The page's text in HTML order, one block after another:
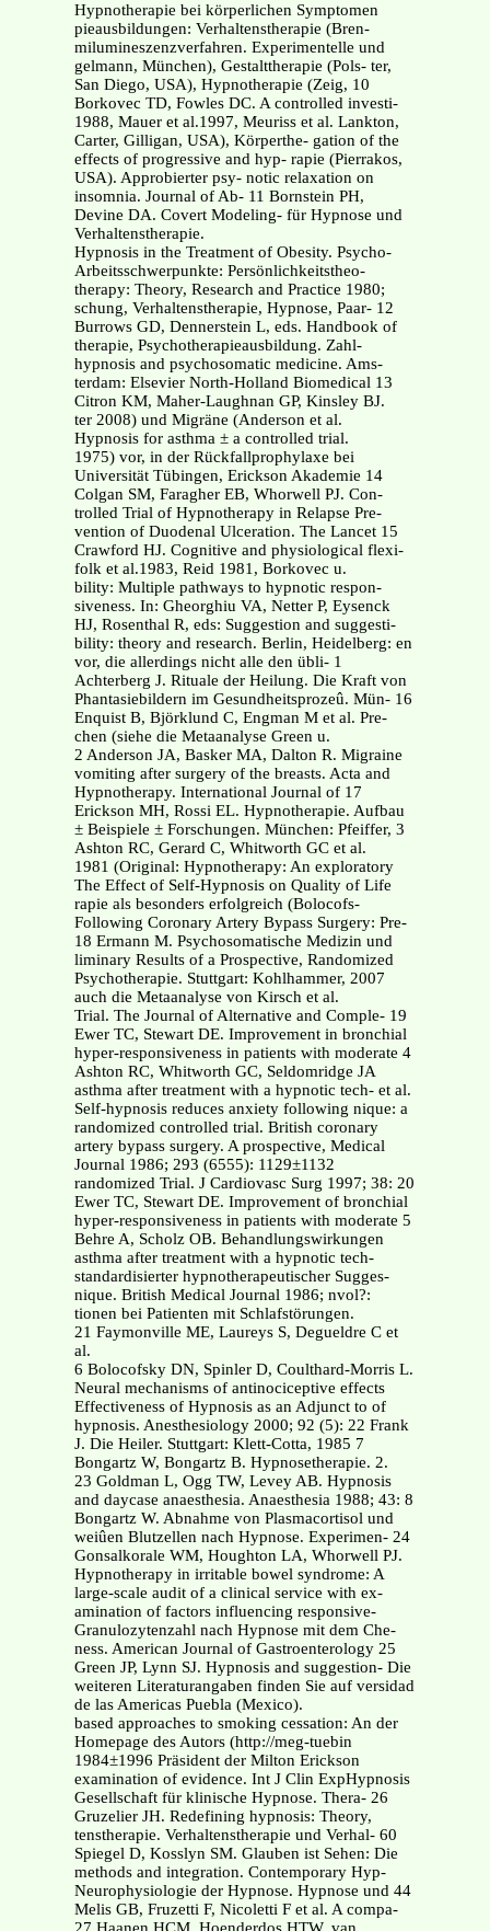
Hypnotherapie bei körperlichen Symptomen
pieausbildungen: Verhaltenstherapie (Bren-
milumineszenzverfahren. Experimentelle und
gelmann, München), Gestalttherapie (Pols- ter,
San Diego, USA), Hypnotherapie (Zeig, 10
Borkovec TD, Fowles DC. A controlled investi-
1988, Mauer et al.1997, Meuriss et al. Lankton,
Carter, Gilligan, USA), Körperthe- gation of the
effects of progressive and hyp- rapie (Pierrakos,
USA). Approbierter psy- notic relaxation on
insomnia. Journal of Ab- 11 Bornstein PH,
Devine DA. Covert Modeling- für Hypnose und
Verhaltenstherapie.
Hypnosis in the Treatment of Obesity. Psycho-
Arbeitsschwerpunkte: Persönlichkeitstheo-
therapy: Theory, Research and Practice 1980;
schung, Verhaltenstherapie, Hypnose, Paar- 12
Burrows GD, Dennerstein L, eds. Handbook of
therapie, Psychotherapieausbildung. Zahl-
hypnosis and psychosomatic medicine. Ams-
terdam: Elsevier North-Holland Biomedical 13
Citron KM, Maher-Laughnan GP, Kinsley BJ.
ter 2008) und Migräne (Anderson et al.
Hypnosis for asthma ± a controlled trial.
1975) vor, in der Rückfallprophylaxe bei
Universität Tübingen, Erickson Akademie 14
Colgan SM, Faragher EB, Whorwell PJ. Con-
trolled Trial of Hypnotherapy in Relapse Pre-
vention of Duodenal Ulceration. The Lancet 15
Crawford HJ. Cognitive and physiological flexi-
folk et al.1983, Reid 1981, Borkovec u.
bility: Multiple pathways to hypnotic respon-
siveness. In: Gheorghiu VA, Netter P, Eysenck
HJ, Rosenthal R, eds: Suggestion and suggesti-
bility: theory and research. Berlin, Heidelberg: en
vor, die allerdings nicht alle den übli- 1
Achterberg J. Rituale der Heilung. Die Kraft von
Phantasiebildern im Gesundheitsprozeû. Mün- 16
Enquist B, Björklund C, Engman M et al. Pre-
chen (siehe die Metaanalyse Green u.
2 Anderson JA, Basker MA, Dalton R. Migraine
vomiting after surgery of the breasts. Acta and
Hypnotherapy. International Journal of 17
Erickson MH, Rossi EL. Hypnotherapie. Aufbau
± Beispiele ± Forschungen. München: Pfeiffer, 3
Ashton RC, Gerard C, Whitworth GC et al.
1981 (Original: Hypnotherapy: An exploratory
The Effect of Self-Hypnosis on Quality of Life
rapie als besonders erfolgreich (Bolocofs-
Following Coronary Artery Bypass Surgery: Pre-
18 Ermann M. Psychosomatische Medizin und
liminary Results of a Prospective, Randomized
Psychotherapie. Stuttgart: Kohlhammer, 2007
auch die Metaanalyse von Kirsch et al.
Trial. The Journal of Alternative and Comple- 19
Ewer TC, Stewart DE. Improvement in bronchial
hyper-responsiveness in patients with moderate 4
Ashton RC, Whitworth GC, Seldomridge JA
asthma after treatment with a hypnotic tech- et al.
Self-hypnosis reduces anxiety following nique: a
randomized controlled trial. British coronary
artery bypass surgery. A prospective, Medical
Journal 1986; 293 (6555): 1129±1132
randomized Trial. J Cardiovasc Surg 1997; 38: 20
Ewer TC, Stewart DE. Improvement of bronchial
hyper-responsiveness in patients with moderate 5
Behre A, Scholz OB. Behandlungswirkungen
asthma after treatment with a hypnotic tech-
standardisierter hypnotherapeutischer Sugges-
nique. British Medical Journal 1986; nvol?:
tionen bei Patienten mit Schlafstörungen.
21 Faymonville ME, Laureys S, Degueldre C et
al.
6 Bolocofsky DN, Spinler D, Coulthard-Morris L.
Neural mechanisms of antinociceptive effects
Effectiveness of Hypnosis as an Adjunct to of
hypnosis. Anesthesiology 2000; 92 (5): 22 Frank
J. Die Heiler. Stuttgart: Klett-Cotta, 1985 7
Bongartz W, Bongartz B. Hypnosetherapie. 2.
23 Goldman L, Ogg TW, Levey AB. Hypnosis
and daycase anaesthesia. Anaesthesia 1988; 43: 8
Bongartz W. Abnahme von Plasmacortisol und
weiûen Blutzellen nach Hypnose. Experimen- 24
Gonsalkorale WM, Houghton LA, Whorwell PJ.
Hypnotherapy in irritable bowel syndrome: A
large-scale audit of a clinical service with ex-
amination of factors influencing responsive-
Granulozytenzahl nach Hypnose mit dem Che-
ness. American Journal of Gastroenterology 25
Green JP, Lynn SJ. Hypnosis and suggestion- Die
weiteren Literaturangaben finden Sie auf versidad
de las Americas Puebla (Mexico).
based approaches to smoking cessation: An der
Homepage des Autors (http://meg-tuebin
1984±1996 Präsident der Milton Erickson
examination of evidence. Int J Clin ExpHypnosis
Gesellschaft für klinische Hypnose. Thera- 26
Gruzelier JH. Redefining hypnosis: Theory,
tenstherapie. Verhaltenstherapie und Verhal- 60
Spiegel D, Kosslyn SM. Glauben ist Sehen: Die
methods and integration. Contemporary Hyp-
Neurophysiologie der Hypnose. Hypnose und 44
Melis GB, Fruzetti F, Nicoletti F et al. A compa-